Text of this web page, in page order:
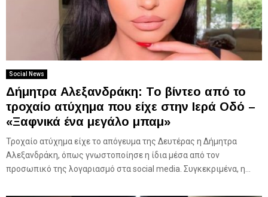
Social News
Δήμητρα Αλεξανδράκη: Το βίντεο από το
τροχαίο ατύχημα που είχε στην Ιερά Οδό –
«Ξαφνικά ένα μεγάλο μπαμ»
Τροχαίο ατύχημα είχε το απόγευμα της Δευτέρας η Δήμητρα
Αλεξανδράκη, όπως γνωστοποίησε η ίδια μέσα από τον
προσωπικό της λογαριασμό στα social media. Συγκεκριμένα, η...